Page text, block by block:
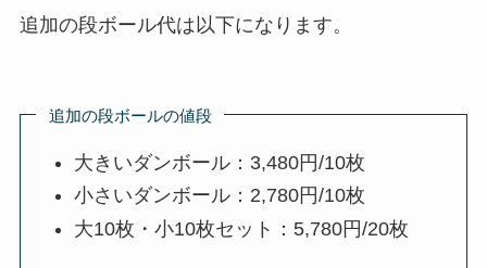
追加の段ボール代は以下になります。
追加の段ボールの値段
大きいダンボール：3,480円/10枚
小さいダンボール：2,780円/10枚
大10枚・小10枚セット：5,780円/20枚